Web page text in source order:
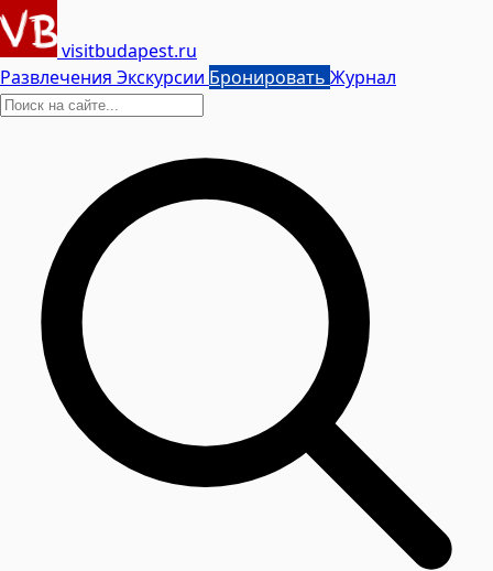
visitbudapest.ru
Развлечения Экскурсии Бронировать Журнал